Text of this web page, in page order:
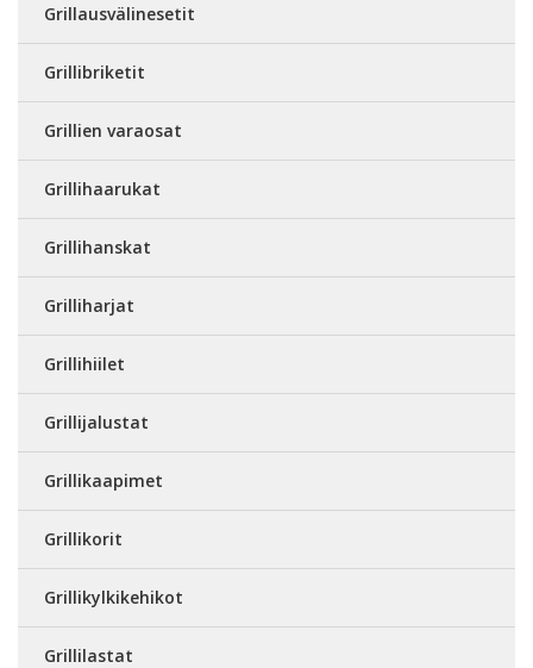
Grillausvälinesetit
Grillibriketit
Grillien varaosat
Grillihaarukat
Grillihanskat
Grilliharjat
Grillihiilet
Grillijalustat
Grillikaapimet
Grillikorit
Grillikylkikehikot
Grillilastat